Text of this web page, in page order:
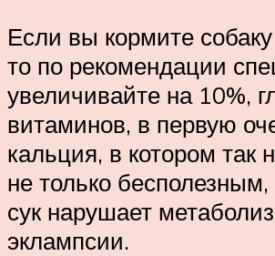
Если вы кормите
то по рекомендации
увеличивайте на 10%,
витаминов, в первую
кальция, в котором
не только
сук нарушает
эклампсии.